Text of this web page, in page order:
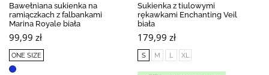
Bawełniana sukienka na
ramiączkach z falbankami
Marina Royale biała
99,99 zł
ONE SIZE
Sukienka z tiulowymi
rękawkami Enchanting Veil
biała
179,99 zł
S M L XL